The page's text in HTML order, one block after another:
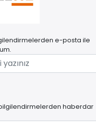
e-posta ile
haberdar